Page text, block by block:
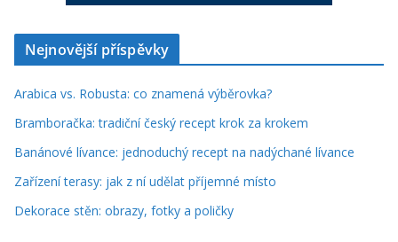
Nejnovější příspěvky
Arabica vs. Robusta: co znamená výběrovka?
Bramboračka: tradiční český recept krok za krokem
Banánové lívance: jednoduchý recept na nadýchané lívance
Zařízení terasy: jak z ní udělat příjemné místo
Dekorace stěn: obrazy, fotky a poličky